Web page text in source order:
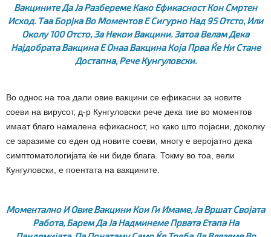
Вакцините Да Ја Разбереме Како Ефикасност Кон Смртен
Исход. Таа Борјка Во Моментов Е Сигурно Над 95 Отсто, Или
Околу 100 Отсто, За Некои Вакцини. Затоа Велам Дека
Најдобрата Вакцина Е Онаа Вакцина Која Прва Ќе Ни Стане
Достапна, Рече Кунгуловски.
Во однос на тоа дали овие вакцини се ефикасни за новите
соеви на вирусот, д-р Кунгуловски рече дека тие во моментов
имаат благо намалена ефикасност, но како што појасни, доколку
се заразиме со еден од новите соеви, многу е веројатно дека
симптоматологијата ќе ни биде блага. Токму во тоа, вели
Кунгуловски, е поентата на вакцините.
Моментално И Овие Вакцини Кои Ги Имаме, Ја Вршат Својата
Работа, Барем Да Ја Надминеме Првата Етапа На